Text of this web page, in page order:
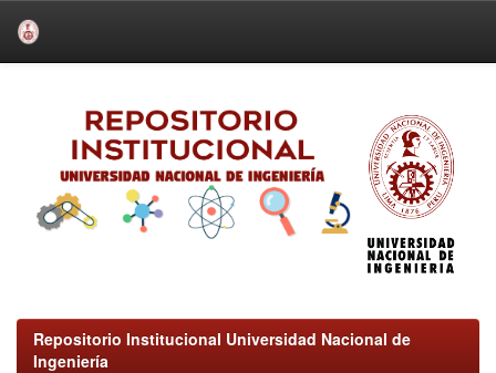
Repositorio Institucional Universidad Nacional de
Ingeniería